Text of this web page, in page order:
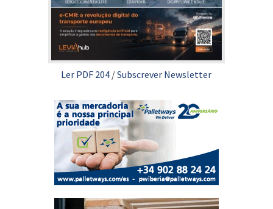
Ler PDF 204 /Subscrever Newsletter